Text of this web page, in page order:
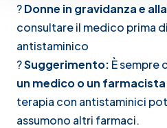
?Donne in gravidanza e
consultare il medico prima
antistaminico
?Suggerimento: È sempre
un medico o un farmacista
terapia con antistaminici
assumono altri farmaci.